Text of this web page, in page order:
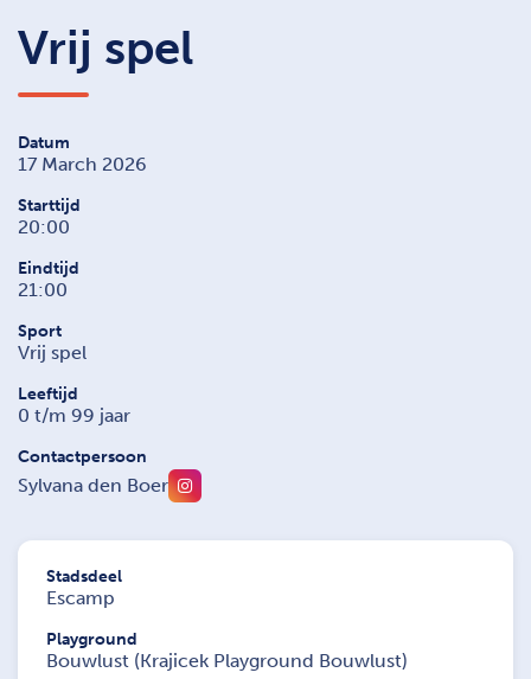
Vrij spel
Datum
17 March 2026
Starttijd
20:00
Eindtijd
21:00
Sport
Vrij spel
Leeftijd
0 t/m 99 jaar
Contactpersoon
Sylvana den Boer
Stadsdeel
Escamp
Playground
Bouwlust (Krajicek Playground Bouwlust)